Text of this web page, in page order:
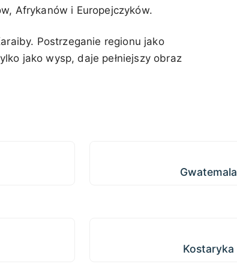
Afrykanów i Europejczyków.
Postrzeganie regionu jako
jako wysp, daje pełniejszy obraz
Gwatemala
Kostaryka